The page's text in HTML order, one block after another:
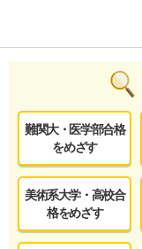
難関大・医学部合格
をめざす
美術系大学・高校合
格をめざす